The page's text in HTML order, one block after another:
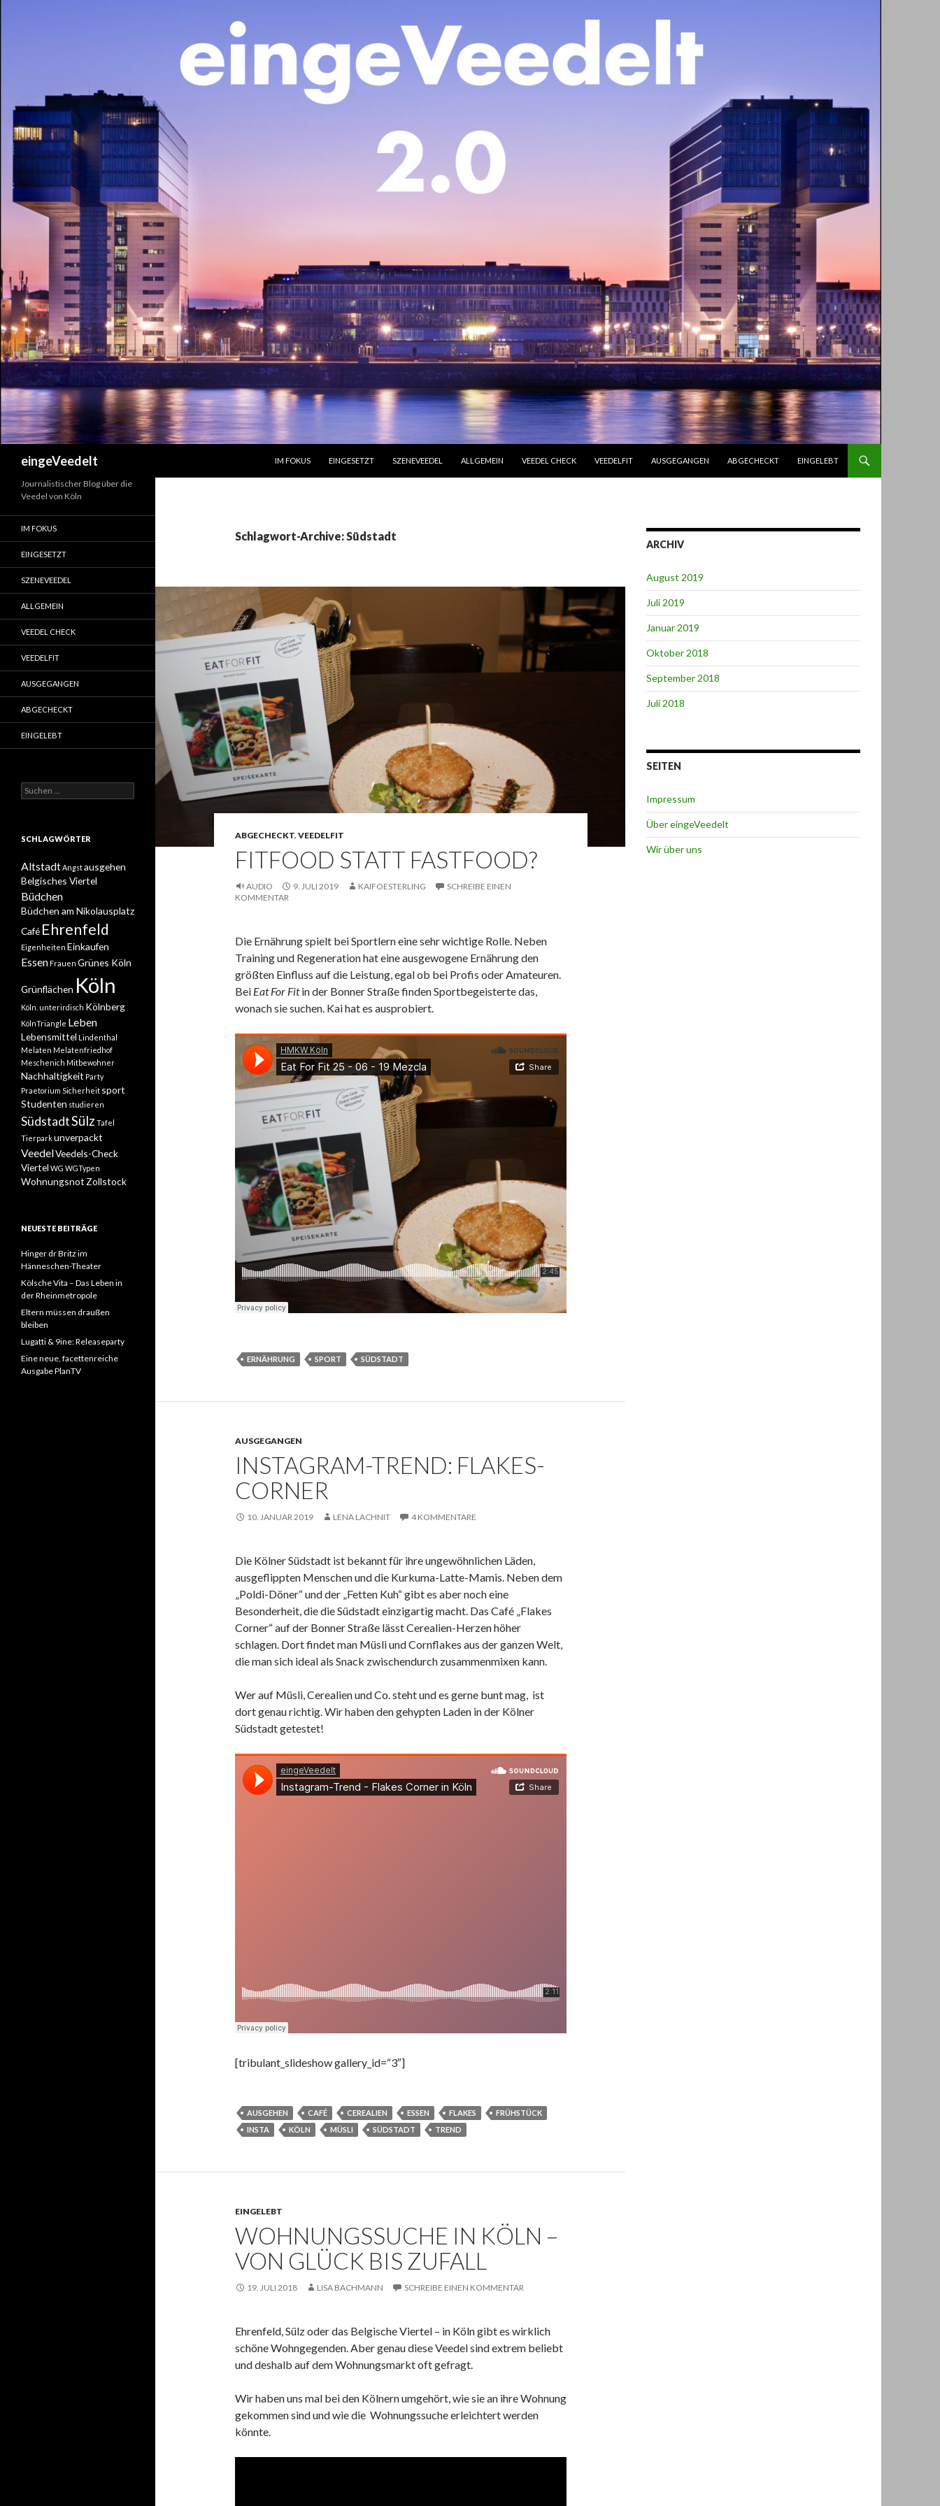
eingeVeedelt
IM FOKUS
EINGESETZT SZENEVEEDEL ALLGEMEIN VEEDEL CHECK VEEDELFIT AUSGEGANGEN ABGECHECKT EINGELEBT
Schlagwort-Archive: Südstadt
ABGECHECKT, VEEDELFIT
FITFOOD STATT FASTFOOD?
AUDIO 9. JULI 2019 KAIFOESTERLING
SCHREIBE EINEN
KOMMENTAR
Die Ernährung spielt bei Sportlern eine sehr wichtige Rolle. Neben
Training und Regeneration hat eine ausgewogene Ernährung den
größten Einfluss auf die Leistung, egal ob bei Profis oder Amateuren.
Bei Eat For Fitin der Bonner Straße finden Sportbegeisterte das,
wonach sie suchen. Kai hat es ausprobiert.
ERNÄHRUNG SPORT SÜDSTADT
AUSGEGANGEN
INSTAGRAM-TREND: FLAKES-
CORNER
10. JANUAR 2019 LENA LACHNIT 4 KOMMENTARE
Die Kölner Südstadt ist bekannt für ihre ungewöhnlichen Läden,
ausgeflippten Menschen und die Kurkuma-Latte-Mamis. Neben dem
„Poldi-Döner“ und der „Fetten Kuh“ gibt es aber noch eine
Besonderheit, die die Südstadt einzigartig macht. Das Café „Flakes
Corner“ auf der Bonner Straße lässt Cerealien-Herzen höher
schlagen. Dort findet man Müsli und Cornflakes aus der ganzen Welt,
die man sich ideal als Snack zwischendurch zusammenmixen kann.
Wer auf Müsli, Cerealien und Co. steht und es gerne bunt mag, ist
dort genau richtig. Wir haben den gehypten Laden in der Kölner
Südstadt getestet!
[tribulant_slideshow gallery_id=“3″]
AUSGEHEN CAFÉ CEREALIEN ESSEN FLAKES
FRÜHSTÜCK
INSTA
KÖLN MÜSLI SÜDSTADT TREND
EINGELEBT
WOHNUNGSSUCHE IN KÖLN –
VON GLÜCK BIS ZUFALL
19. JULI 2018 LISA BACHMANN SCHREIBE EINEN KOMMENTAR
Ehrenfeld, Sülz oder das Belgische Viertel – in Köln gibt es wirklich
schöne Wohngegenden. Aber genau diese Veedel sind extrem beliebt
und deshalb auf dem Wohnungsmarkt oft gefragt.
Wir haben uns mal bei den Kölnern umgehört, wie sie an ihre Wohnung
gekommen sind und wie die Wohnungssuche erleichtert werden
könnte.
ARCHIV
August 2019
Juli 2019
Januar 2019
Oktober 2018
September 2018
Juli 2018
SEITEN
Impressum
Über eingeVeedelt
Wir über uns
Journalistischer Blog über die
Veedel von Köln
IM FOKUS
EINGESETZT
SZENEVEEDEL
ALLGEMEIN
VEEDEL CHECK
VEEDELFIT
AUSGEGANGEN
ABGECHECKT
EINGELEBT
Suchen
nach:
SCHLAGWÖRTER
AltstadtAngstausgehen
Belgisches Viertel
Büdchen
Büdchen am Nikolausplatz
Café Ehrenfeld
Eigenheiten Einkaufen
Essen Frauen Grünes Köln
Grünflächen Köln
Köln. unterirdisch Kölnberg
KölnTriangle Leben
Lebensmittel Lindenthal
Melaten Melatenfriedhof
Meschenich Mitbewohner
Nachhaltigkeit Party
Praetorium Sicherheit sport
Studenten studieren
SüdstadtSülz Tafel
Tierparkunverpackt
VeedelVeedels-Check
Viertel WG WGTypen
Wohnungsnot Zollstock
NEUESTE BEITRÄGE
Hinger dr Britz im
Hänneschen-Theater
Kölsche Vita – Das Leben in
der Rheinmetropole
Eltern müssen draußen
bleiben
Lugatti & 9ine: Releaseparty
Eine neue, facettenreiche
Ausgabe PlanTV